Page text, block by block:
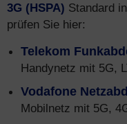
3G (HSPA) Standard
prüfen Sie hier:
Telekom
Handynetz mit 5G,
Vodafone
Mobilnetz mit 5G,